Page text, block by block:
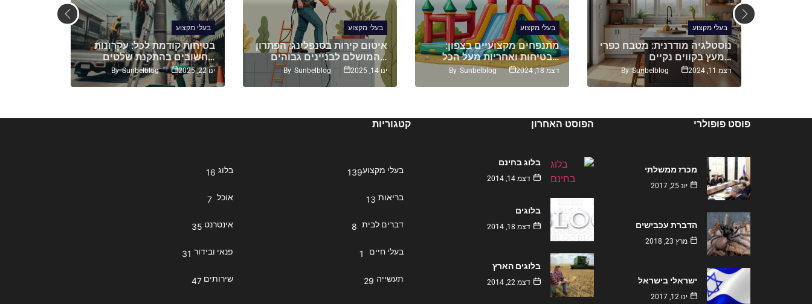
בעלי מקצוע
בטיחות קודמת לכל: עקרונות
חשובים בהתקנת שלטים…
By Sunbelblog ינו 22, 2025
בעלי מקצוע
איטום קירות בסנפלינג: הפתרון
המושלם לבניינים גבוהים…
By Sunbelblog ינו 14, 2025
בעלי מקצוע
מתנפחים מקצועיים בצפון:
בטיחות ואחריות מעל הכל…
By Sunbelblog דצמ 18, 2024
בעלי מקצוע
נוסטלגיה מודרנית: מטבח כפרי
מעץ בקווים נקיים…
By Sunbelblog דצמ 11, 2024
פוסט פופולרי
מכרז ממשלתי
יונ 25, 2017
הדברת עכבישים
מרץ 23, 2018
ישראלי בישראל
ינו 12, 2017
הפוסט האחרון
בלוג בחינם
דצמ 14, 2014
בלוגים
דצמ 18, 2014
בלוגים הארץ
דצמ 22, 2014
קטגוריות
בעלי מקצוע139 בלוג 16
בריאות 13 אוכל 7
דברים לבית 8 אינטרנט 35
בעלי חיים 1 פנאי ובידור 31
תעשייה 29 שירותים 47